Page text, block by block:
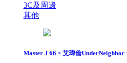
3C及周邊
其他
Master J 66 × 艾瑋倫